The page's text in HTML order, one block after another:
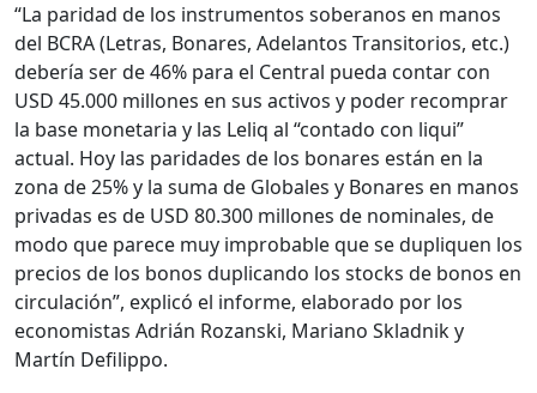
“La paridad de los instrumentos soberanos en manos
del BCRA (Letras, Bonares, Adelantos Transitorios, etc.)
debería ser de 46% para el Central pueda contar con
USD 45.000 millones en sus activos y poder recomprar
la base monetaria y las Leliq al “contado con liqui”
actual. Hoy las paridades de los bonares están en la
zona de 25% y la suma de Globales y Bonares en manos
privadas es de USD 80.300 millones de nominales, de
modo que parece muy improbable que se dupliquen los
precios de los bonos duplicando los stocks de bonos en
circulación”, explicó el informe, elaborado por los
economistas Adrián Rozanski, Mariano Skladnik y
Martín Defilippo.